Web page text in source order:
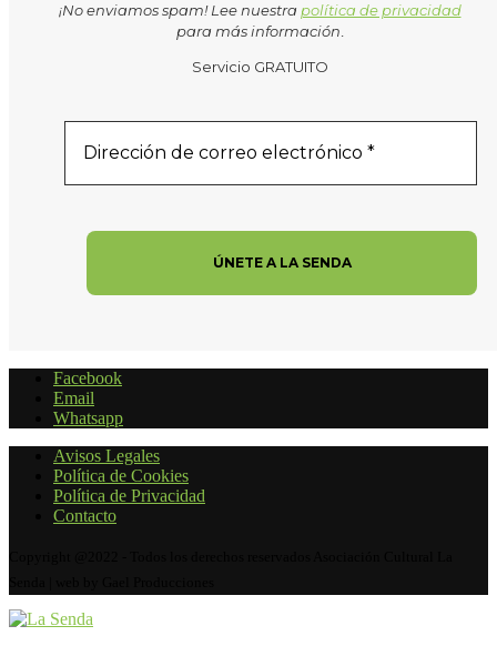
¡No enviamos spam! Lee nuestra política de privacidad
para más información.
Servicio GRATUITO
Facebook
Email
Whatsapp
Avisos Legales
Política de Cookies
Política de Privacidad
Contacto